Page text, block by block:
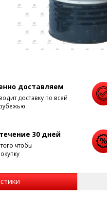
доставляем
доставку по всей
30 дней
чтобы